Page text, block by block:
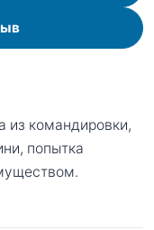
из командировки,
попытка